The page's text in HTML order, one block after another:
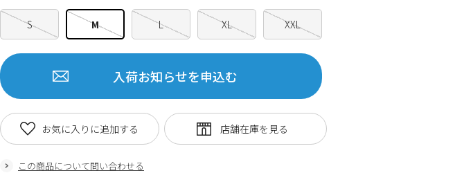
S M L XL XXL
入荷お知らせを申込む
この商品について問い合わせる
お気に入りに追加する